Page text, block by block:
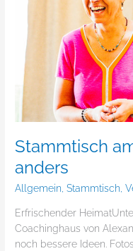
Stammtisch
anders
Allgemein,Stammtisch,
Erfrischender
Coachinghaus von
noch bessere Ideen.